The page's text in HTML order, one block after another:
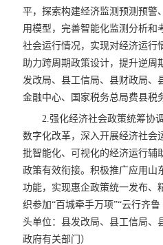
平，探索构建经济监测预测预警
用模型，完善智能化监测分析和
社会运行情况，实现对经济运行
助力跨周期政策设计，提升逆周
发改局、县工信局、县财政局、
金融中心、国家税务总局费县税
2.强化经济社会政策统筹协
数字化改革，深入开展经济社会
批智能化、可视化的经济运行辅
政策有效衔接。积极推广应用山
功能，实现惠企政策统一发布、
织参加“百城牵手万项”“云行齐
头单位：县发改局、县工信局、
政府有关部门）